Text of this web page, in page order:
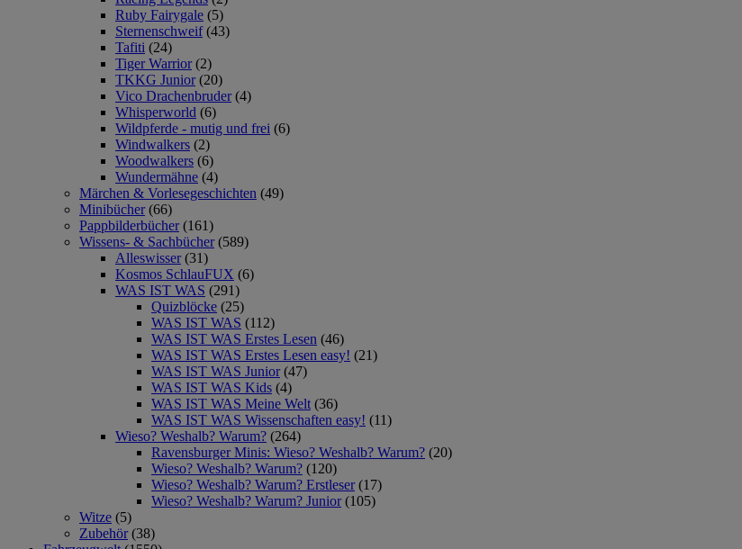
Ruby Fairygale (5)
Sternenschweif (43)
Tafiti (24)
Tiger Warrior (2)
TKKG Junior (20)
Vico Drachenbruder (4)
Whisperworld (6)
Wildpferde - mutig und frei (6)
Windwalkers (2)
Woodwalkers (6)
Wundermähne (4)
Märchen & Vorlesegeschichten (49)
Minibücher (66)
Pappbilderbücher (161)
Wissens- & Sachbücher (589)
Alleswisser (31)
Kosmos SchlauFUX (6)
WAS IST WAS (291)
Quizblöcke (25)
WAS IST WAS (112)
WAS IST WAS Erstes Lesen (46)
WAS IST WAS Erstes Lesen easy! (21)
WAS IST WAS Junior (47)
WAS IST WAS Kids (4)
WAS IST WAS Meine Welt (36)
WAS IST WAS Wissenschaften easy! (11)
Wieso? Weshalb? Warum? (264)
Ravensburger Minis: Wieso? Weshalb? Warum? (20)
Wieso? Weshalb? Warum? (120)
Wieso? Weshalb? Warum? Erstleser (17)
Wieso? Weshalb? Warum? Junior (105)
Witze (5)
Zubehör (38)